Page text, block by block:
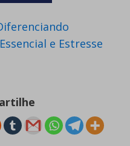
e Estresse